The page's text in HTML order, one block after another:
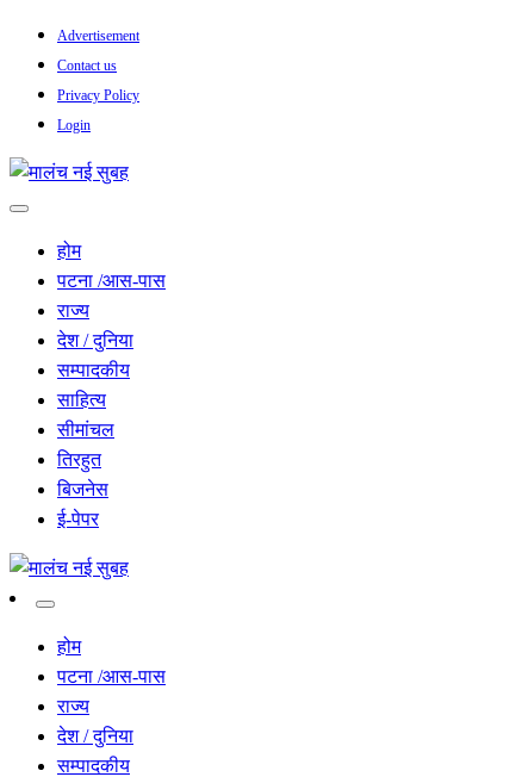
Skip
content
Advertisement
Contact us
Privacy Policy
Login
मालंच नई सुबह
होम
पटना /आस-पास
राज्य
देश / दुनिया
सम्पादकीय
साहित्य
सीमांचल
तिरहुत
बिजनेस
ई-पेपर
मालंच नई सुबह
होम
पटना /आस-पास
राज्य
देश / दुनिया
सम्पादकीय